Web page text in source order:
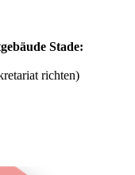
Stade:
richten)